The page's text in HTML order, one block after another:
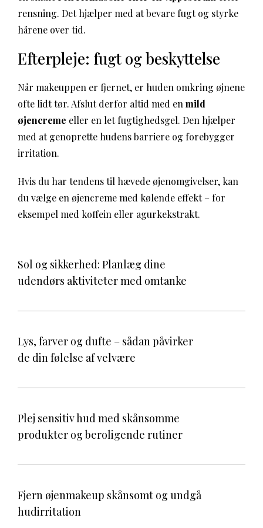
rensning. Det hjælper med at bevare fugt og styrke
hårene over tid.
Efterpleje: fugt og beskyttelse
Når makeuppen er fjernet, er huden omkring øjnene
ofte lidt tør. Afslut derfor altid med en mild
øjencreme eller en let fugtighedsgel. Den hjælper
med at genoprette hudens barriere og forebygger
irritation.
Hvis du har tendens til hævede øjenomgivelser, kan
du vælge en øjencreme med kølende effekt – for
eksempel med koffein eller agurkekstrakt.
Sol og sikkerhed: Planlæg dine
udendørs aktiviteter med omtanke
Lys, farver og dufte – sådan påvirker
de din følelse af velvære
Plej sensitiv hud med skånsomme
produkter og beroligende rutiner
Fjern øjenmakeup skånsomt og undgå
hudirritation